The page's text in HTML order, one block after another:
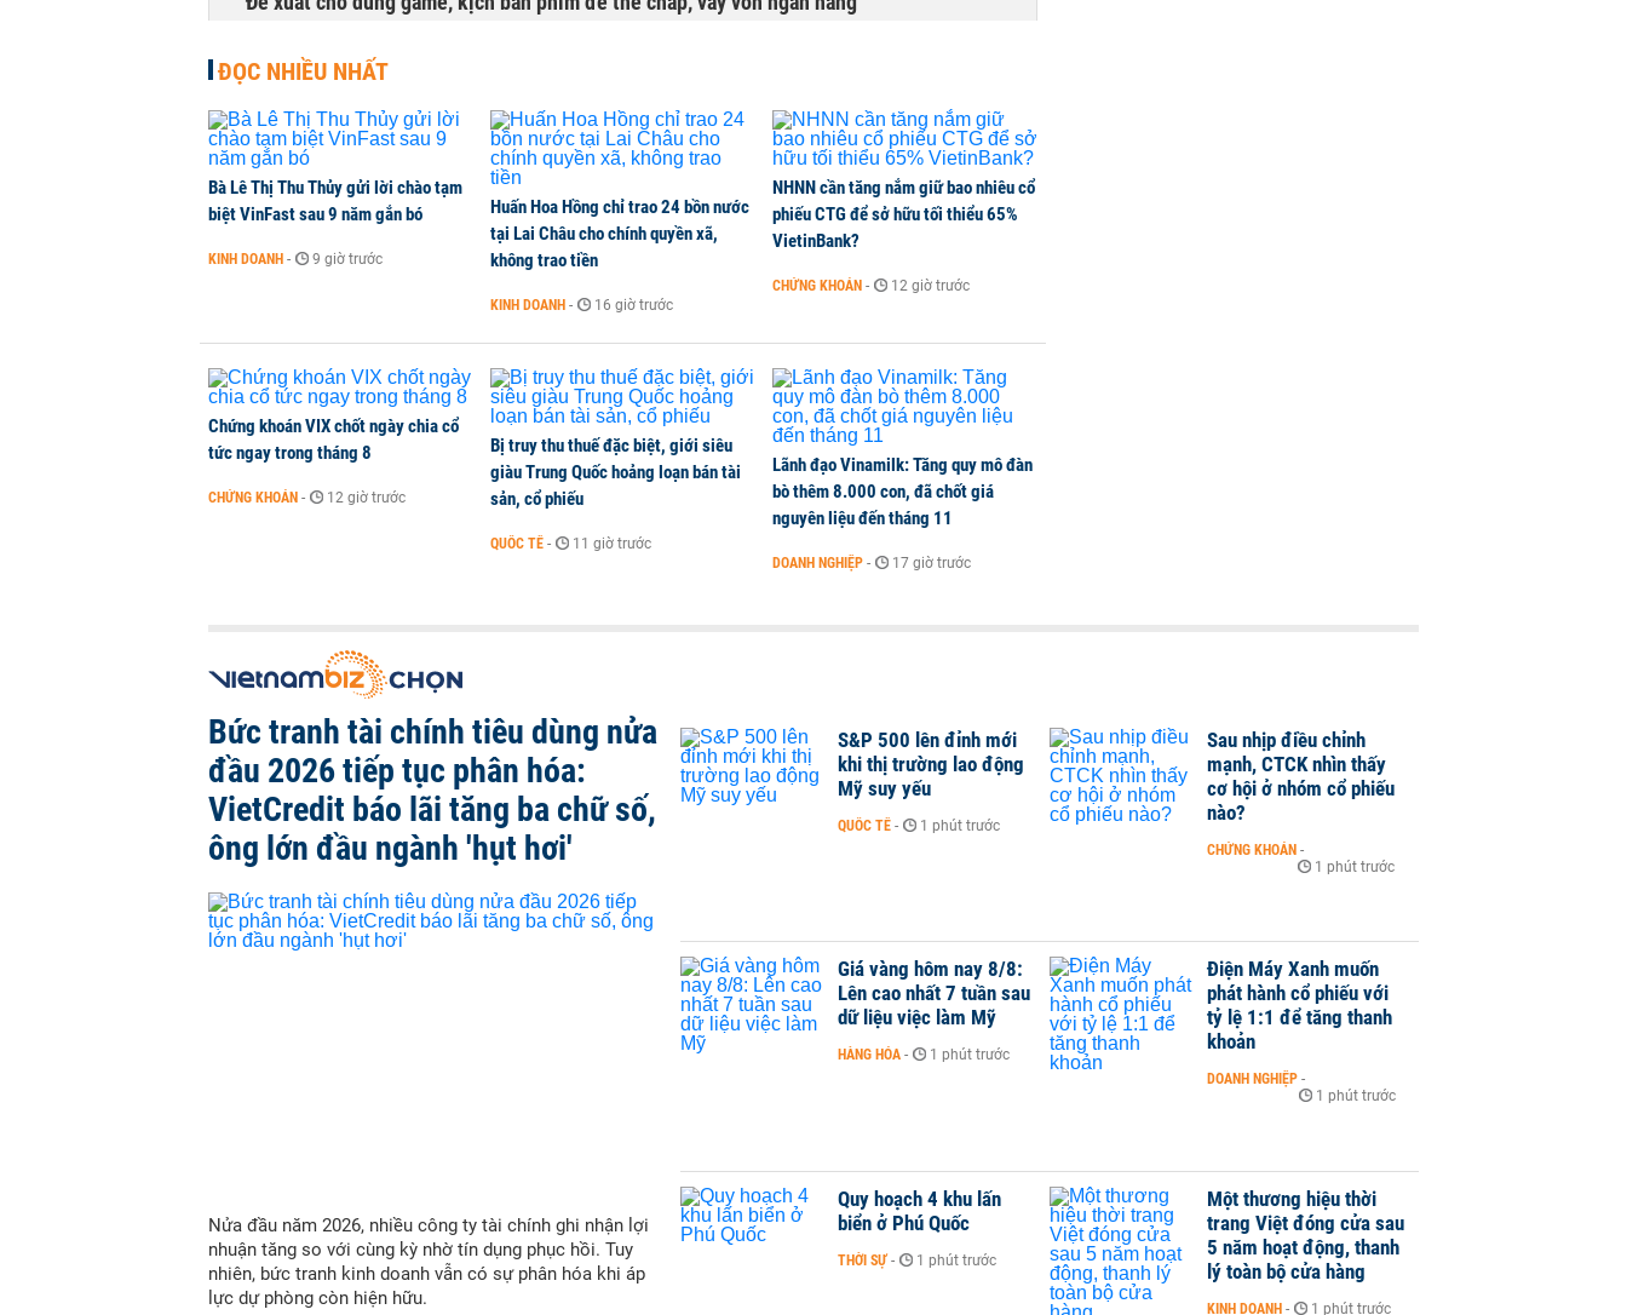
ĐỌC NHIỀU NHẤT
Bà Lê Thị Thu Thủy gửi lời chào tạm
biệt VinFast sau 9 năm gắn bó
KINH DOANH - 9 giờ trước
Huấn Hoa Hồng chỉ trao 24 bồn nước
tại Lai Châu cho chính quyền xã,
không trao tiền
KINH DOANH - 16 giờ trước
NHNN cần tăng nắm giữ bao nhiêu cổ
phiếu CTG để sở hữu tối thiểu 65%
VietinBank?
CHỨNG KHOÁN - 12 giờ trước
Chứng khoán VIX chốt ngày chia cổ
tức ngay trong tháng 8
CHỨNG KHOÁN - 12 giờ trước
Bị truy thu thuế đặc biệt, giới siêu
giàu Trung Quốc hoảng loạn bán tài
sản, cổ phiếu
QUỐC TẾ - 11 giờ trước
Lãnh đạo Vinamilk: Tăng quy mô đàn
bò thêm 8.000 con, đã chốt giá
nguyên liệu đến tháng 11
DOANH NGHIỆP - 17 giờ trước
Bức tranh tài chính tiêu dùng nửa
đầu 2026 tiếp tục phân hóa:
VietCredit báo lãi tăng ba chữ số,
ông lớn đầu ngành 'hụt hơi'
Nửa đầu năm 2026, nhiều công ty tài chính ghi nhận lợi
nhuận tăng so với cùng kỳ nhờ tín dụng phục hồi. Tuy
nhiên, bức tranh kinh doanh vẫn có sự phân hóa khi áp
lực dự phòng còn hiện hữu.
S&P 500 lên đỉnh mới
khi thị trường lao động
Mỹ suy yếu
QUỐC TẾ - 1 phút trước
Sau nhịp điều chỉnh
mạnh, CTCK nhìn thấy
cơ hội ở nhóm cổ phiếu
nào?
CHỨNG KHOÁN -
1 phút trước
Giá vàng hôm nay 8/8:
Lên cao nhất 7 tuần sau
dữ liệu việc làm Mỹ
HÀNG HÓA - 1 phút trước
Điện Máy Xanh muốn
phát hành cổ phiếu với
tỷ lệ 1:1 để tăng thanh
khoản
DOANH NGHIỆP -
1 phút trước
Quy hoạch 4 khu lấn
biển ở Phú Quốc
THỜI SỰ - 1 phút trước
Một thương hiệu thời
trang Việt đóng cửa sau
5 năm hoạt động, thanh
lý toàn bộ cửa hàng
KINH DOANH - 1 phút trước